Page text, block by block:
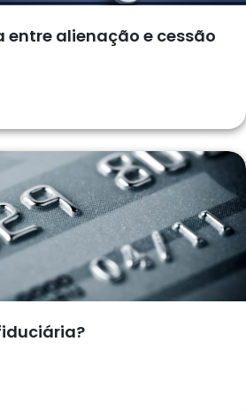
entre alienação e cessão